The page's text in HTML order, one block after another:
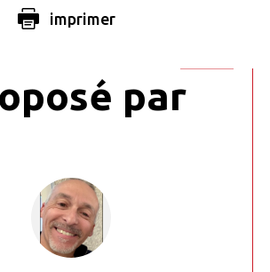
imprimer
bien vous
par